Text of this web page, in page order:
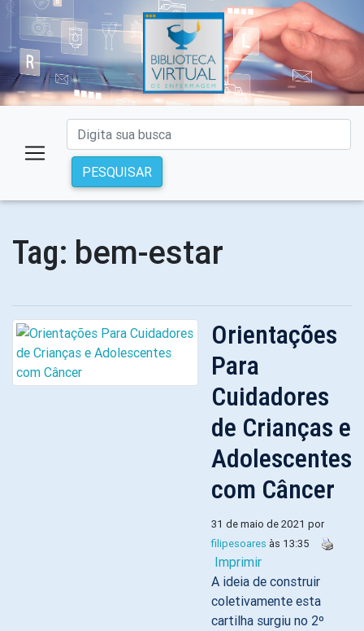
PESQUISAR
Tag: bem-estar
Orientações
Para
Cuidadores
de Crianças e
Adolescentes
com Câncer
31 de maio de 2021 por
filipesoares às 13:35
Imprimir
A ideia de construir
coletivamente esta
cartilha surgiu no 2º